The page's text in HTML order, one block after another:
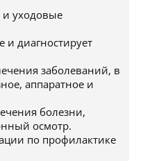
и уходовые
и диагностирует
заболеваний, в
аппаратное и
болезни,
осмотр.
по профилактике